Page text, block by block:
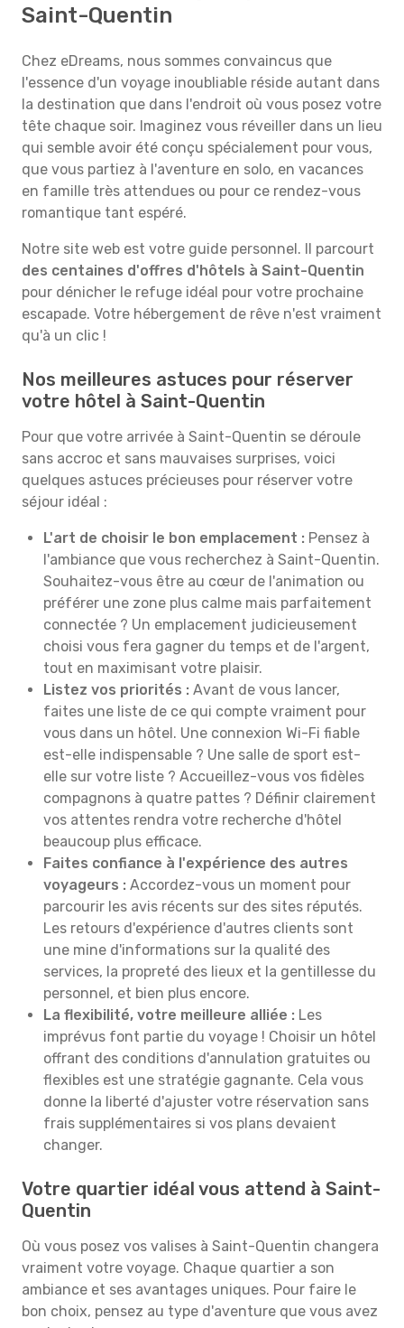
Saint-Quentin
Chez eDreams, nous sommes convaincus que
l'essence d'un voyage inoubliable réside autant dans
la destination que dans l'endroit où vous posez votre
tête chaque soir. Imaginez vous réveiller dans un lieu
qui semble avoir été conçu spécialement pour vous,
que vous partiez à l'aventure en solo, en vacances
en famille très attendues ou pour ce rendez-vous
romantique tant espéré.
Notre site web est votre guide personnel. Il parcourt
des centaines d'offres d'hôtels à Saint-Quentin
pour dénicher le refuge idéal pour votre prochaine
escapade. Votre hébergement de rêve n'est vraiment
qu'à un clic !
Nos meilleures astuces pour réserver
votre hôtel à Saint-Quentin
Pour que votre arrivée à Saint-Quentin se déroule
sans accroc et sans mauvaises surprises, voici
quelques astuces précieuses pour réserver votre
séjour idéal :
L'art de choisir le bon emplacement : Pensez à
l'ambiance que vous recherchez à Saint-Quentin.
Souhaitez-vous être au cœur de l'animation ou
préférer une zone plus calme mais parfaitement
connectée ? Un emplacement judicieusement
choisi vous fera gagner du temps et de l'argent,
tout en maximisant votre plaisir.
Listez vos priorités : Avant de vous lancer,
faites une liste de ce qui compte vraiment pour
vous dans un hôtel. Une connexion Wi-Fi fiable
est-elle indispensable ? Une salle de sport est-
elle sur votre liste ? Accueillez-vous vos fidèles
compagnons à quatre pattes ? Définir clairement
vos attentes rendra votre recherche d'hôtel
beaucoup plus efficace.
Faites confiance à l'expérience des autres
voyageurs : Accordez-vous un moment pour
parcourir les avis récents sur des sites réputés.
Les retours d'expérience d'autres clients sont
une mine d'informations sur la qualité des
services, la propreté des lieux et la gentillesse du
personnel, et bien plus encore.
La flexibilité, votre meilleure alliée : Les
imprévus font partie du voyage ! Choisir un hôtel
offrant des conditions d'annulation gratuites ou
flexibles est une stratégie gagnante. Cela vous
donne la liberté d'ajuster votre réservation sans
frais supplémentaires si vos plans devaient
changer.
Votre quartier idéal vous attend à Saint-
Quentin
Où vous posez vos valises à Saint-Quentin changera
vraiment votre voyage. Chaque quartier a son
ambiance et ses avantages uniques. Pour faire le
bon choix, pensez au type d'aventure que vous avez